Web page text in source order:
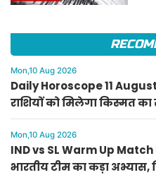
Mon,10 Aug 2026
Daily Horoscope 11
राशियों को मिलेगा किस्मत
राशिफल
Mon,10 Aug 2026
IND vs SL Warm Up
भारतीय टीम का कड़ा अभ्यास,